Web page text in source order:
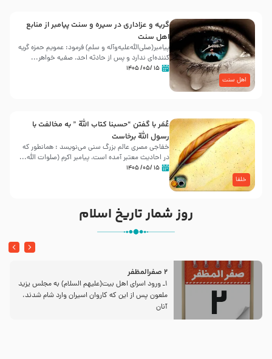
اهل سنت
گریه و عزاداری در سیره و سنت پیامبر از منابع
اهل سنت
پیامبر(صلی‌الله‌علیه‌وآله و سلم) فرمود: عمویم حمزه گریه
کننده‌ای ندارد و پس از حادثه احد، صفیه خواهر...
۱۵ /۰۵/ ۱۴۰۵
خلفا
عُمَر با گفتن “حسبنا كتاب اللّه ” به مخالفت با
رسول اللّه برخاست
خفاجی مصری عالم بزرگ سنی می‌نویسد : همانطور که
در احادیث معتبر آمده است، پیامبر اکرم (صلوات اللّه...
۱۵ /۰۵/ ۱۴۰۵
روز شمار تاریخ اسلام
2 صفرالمظفر
1ـ ورود اسراى اهل بیت‌(علیهم السلام) به مجلس یزید
ملعون پس از این كه كاروان اسیران وارد شام شدند،
آنان